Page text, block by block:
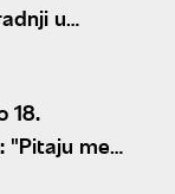
u
i
18.
"Pitaju me